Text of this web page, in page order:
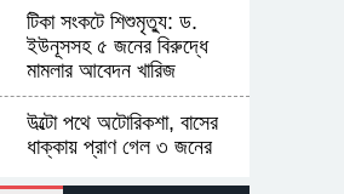
টিকা সংকটে শিশুমৃত্যু: ড.
ইউনূসসহ ৫ জনের বিরুদ্ধে
মামলার আবেদন খারিজ
উল্টো পথে অটোরিকশা, বাসের
ধাক্কায় প্রাণ গেল ৩ জনের